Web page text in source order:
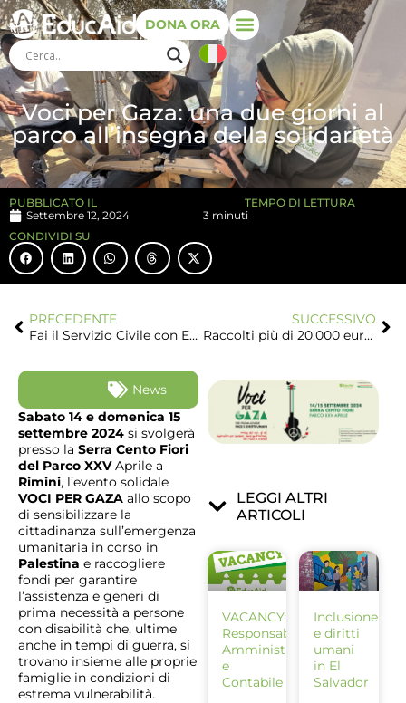
DONA ORA
Voci per Gaza: una due giorni al
parco all’insegna della solidarietà
PUBBLICATO IL
Settembre 12, 2024
TEMPO DI LETTURA
3 minuti
CONDIVIDI SU
PRECEDENTE
Fai il Servizio Civile con EducAid!
SUCCESSIVO
Raccolti più di 20.000 euro alla due giorni di Voci per Gaza
News
Sabato 14 e domenica 15
settembre 2024 si svolgerà
presso la Serra Cento Fiori
del Parco XXVAprile a
Rimini, l’evento solidale
VOCI PER GAZA allo scopo
di sensibilizzare la
cittadinanza sull’emergenza
umanitaria in corso in
Palestina e raccogliere
fondi per garantire
l’assistenza e generi di
prima necessità a persone
con disabilità che, ultime
anche in tempi di guerra, si
trovano insieme alle proprie
famiglie in condizioni di
estrema vulnerabilità.
LEGGI ALTRI
ARTICOLI
VACANCY:
Responsabile
Amministrativo
e
Contabile
Inclusione
e diritti
umani
in El
Salvador